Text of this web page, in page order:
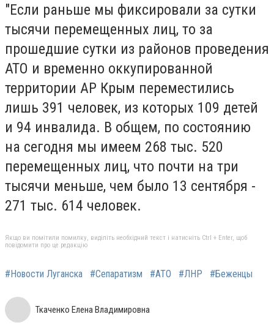
"Если раньше мы фиксировали за сутки
тысячи перемещенных лиц, то за
прошедшие сутки из районов проведения
АТО и временно оккупированной
территории АР Крым переместились
лишь 391 человек, из которых 109 детей
и 94 инвалида. В общем, по состоянию
на сегодня мы имеем 268 тыс. 520
перемещенных лиц, что почти на три
тысячи меньше, чем было 13 сентября -
271 тыс. 614 человек.
Якщо ви помітили помилку, виділіть необхідний текст і натисніть Ctrl + Enter, щоб
повідомити про це редакцію
#Новости Луганска #Сепаратизм #АТО #ЛНР #Беженцы
Ткаченко Елена Владимировна